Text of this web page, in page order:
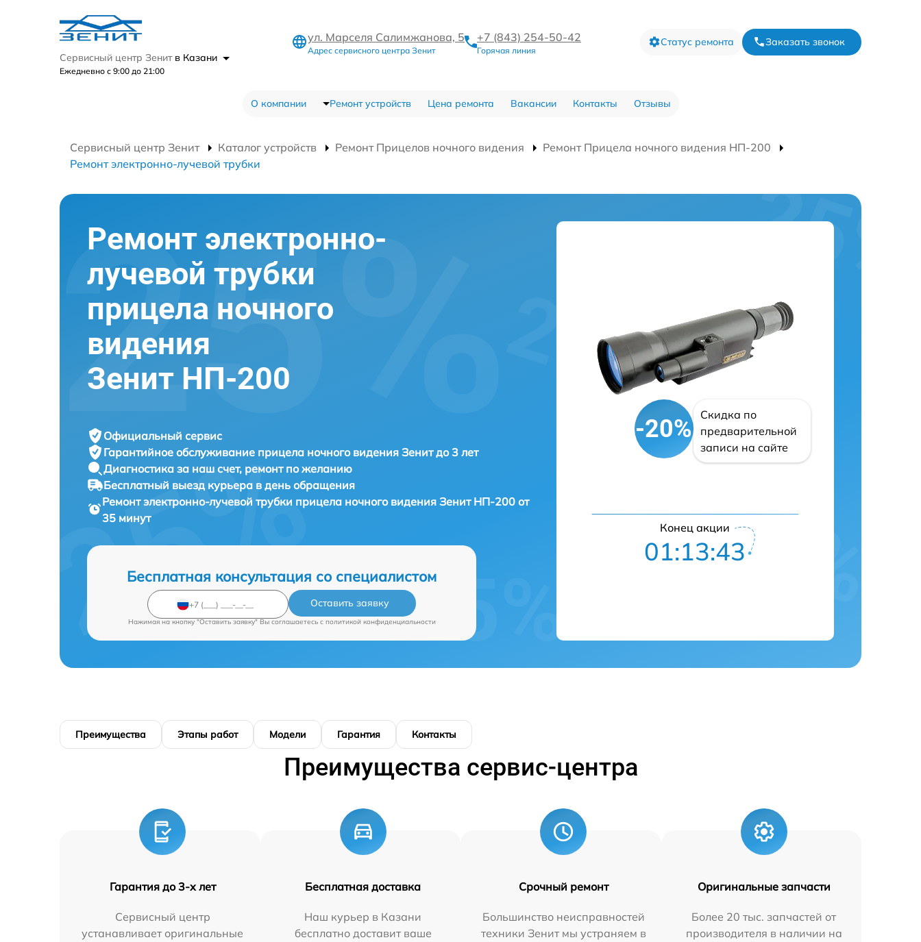
Сервисный центр Зенит в Казани
Ежедневно с 9:00 до 21:00
ул. Марселя Салимжанова, 5
Адрес сервисного центра Зенит
+7 (843) 254-50-42
Горячая линия
Статус ремонта Заказать звонок
О компании Ремонт устройств Цена ремонта Вакансии Контакты Отзывы
Сервисный центр Зенит Каталог устройств Ремонт Прицелов ночного видения
Ремонт Прицела ночного видения НП-200
Ремонт электронно-лучевой трубки
Ремонт электронно-
лучевой трубки
прицела ночного
видения
Зенит НП-200
Официальный сервис
Гарантийное обслуживание прицела ночного видения Зенит до 3 лет
Диагностика за наш счет, ремонт по желанию
Бесплатный выезд курьера в день обращения
Ремонт электронно-лучевой трубки прицела ночного видения Зенит НП-200 от
35 минут
Бесплатная консультация со специалистом
Оставить заявку
Нажимая на кнопку "Оставить заявку" Вы соглашаетесь c политикой конфиденциальности
-20%
Скидка по
предварительной
записи на сайте
Конец акции
01:13:42
Преимущества Этапы работ Модели Гарантия Контакты
Преимущества сервис-центра
Гарантия до 3-х лет
Сервисный центр
устанавливает оригинальные
Бесплатная доставка
Наш курьер в Казани
бесплатно доставит ваше
Срочный ремонт
Большинство неисправностей
техники Зенит мы устраняем в
Оригинальные запчасти
Более 20 тыс. запчастей от
производителя в наличии на